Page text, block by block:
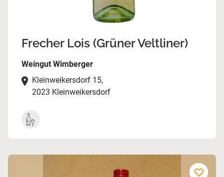
Frecher Lois (Grüner Veltliner)
Weingut Wimberger
Kleinweikersdorf 15,
2023 Kleinweikersdorf